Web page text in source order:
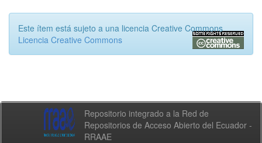
Este ítem está sujeto a una licencia Creative Commons
Licencia Creative Commons
Repositorio integrado a la Red de
Repositorios de Acceso Abierto del Ecuador -
RRAAE